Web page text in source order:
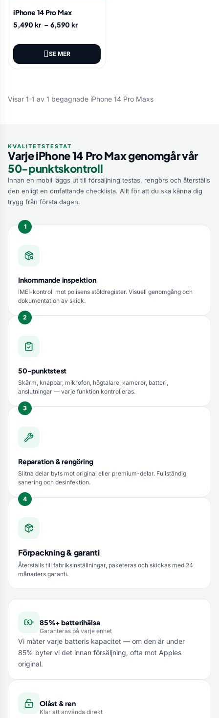
iPhone 14 Pro Max
5,490 kr – 6,590 kr
SE MER
Visar 1-1 av 1 begagnade iPhone 14 Pro Maxs
KVALITETSTESTAT
Varje iPhone 14 Pro Max genomgår vår
50-punktskontroll
Innan en mobil läggs ut till försäljning testas, rengörs och återställs
den enligt en omfattande checklista. Allt för att du ska känna dig
trygg från första dagen.
Inkommande inspektion
IMEI-kontroll mot polisens stöldregister. Visuell genomgång och
dokumentation av skick.
50-punktstest
Skärm, knappar, mikrofon, högtalare, kameror, batteri,
anslutningar — varje funktion kontrolleras.
Reparation & rengöring
Slitna delar byts mot original eller premium-delar. Fullständig
sanering och desinfektion.
Förpackning & garanti
Återställs till fabriksinställningar, paketeras och skickas med 24
månaders garanti.
85%+ batterihälsa
Garanteras på varje enhet
Vi mäter varje batteris kapacitet — om den är under
85% byter vi det innan försäljning, ofta mot Apples
original.
Olåst & ren
Klar att använda direkt